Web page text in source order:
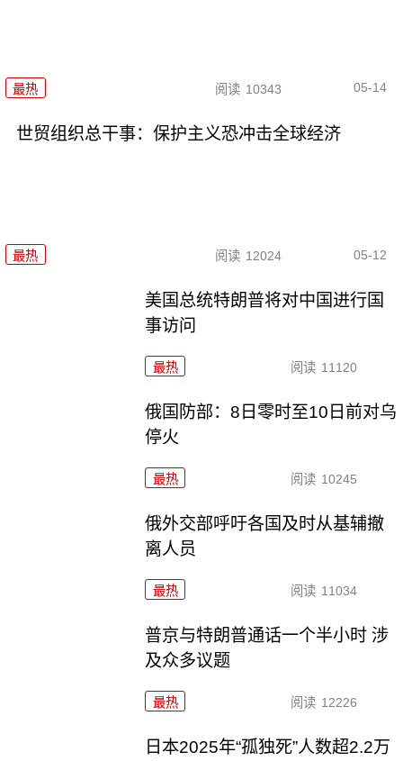
最热 阅读 10343 05-14
世贸组织总干事：保护主义恐冲击全球经济
最热 阅读 12024 05-12
美国总统特朗普将对中国进行国
事访问
最热 阅读 11120
俄国防部：8日零时至10日前对乌
停火
最热 阅读 10245
俄外交部呼吁各国及时从基辅撤
离人员
最热 阅读 11034
普京与特朗普通话一个半小时 涉
及众多议题
最热 阅读 12226
日本2025年“孤独死”人数超2.2万